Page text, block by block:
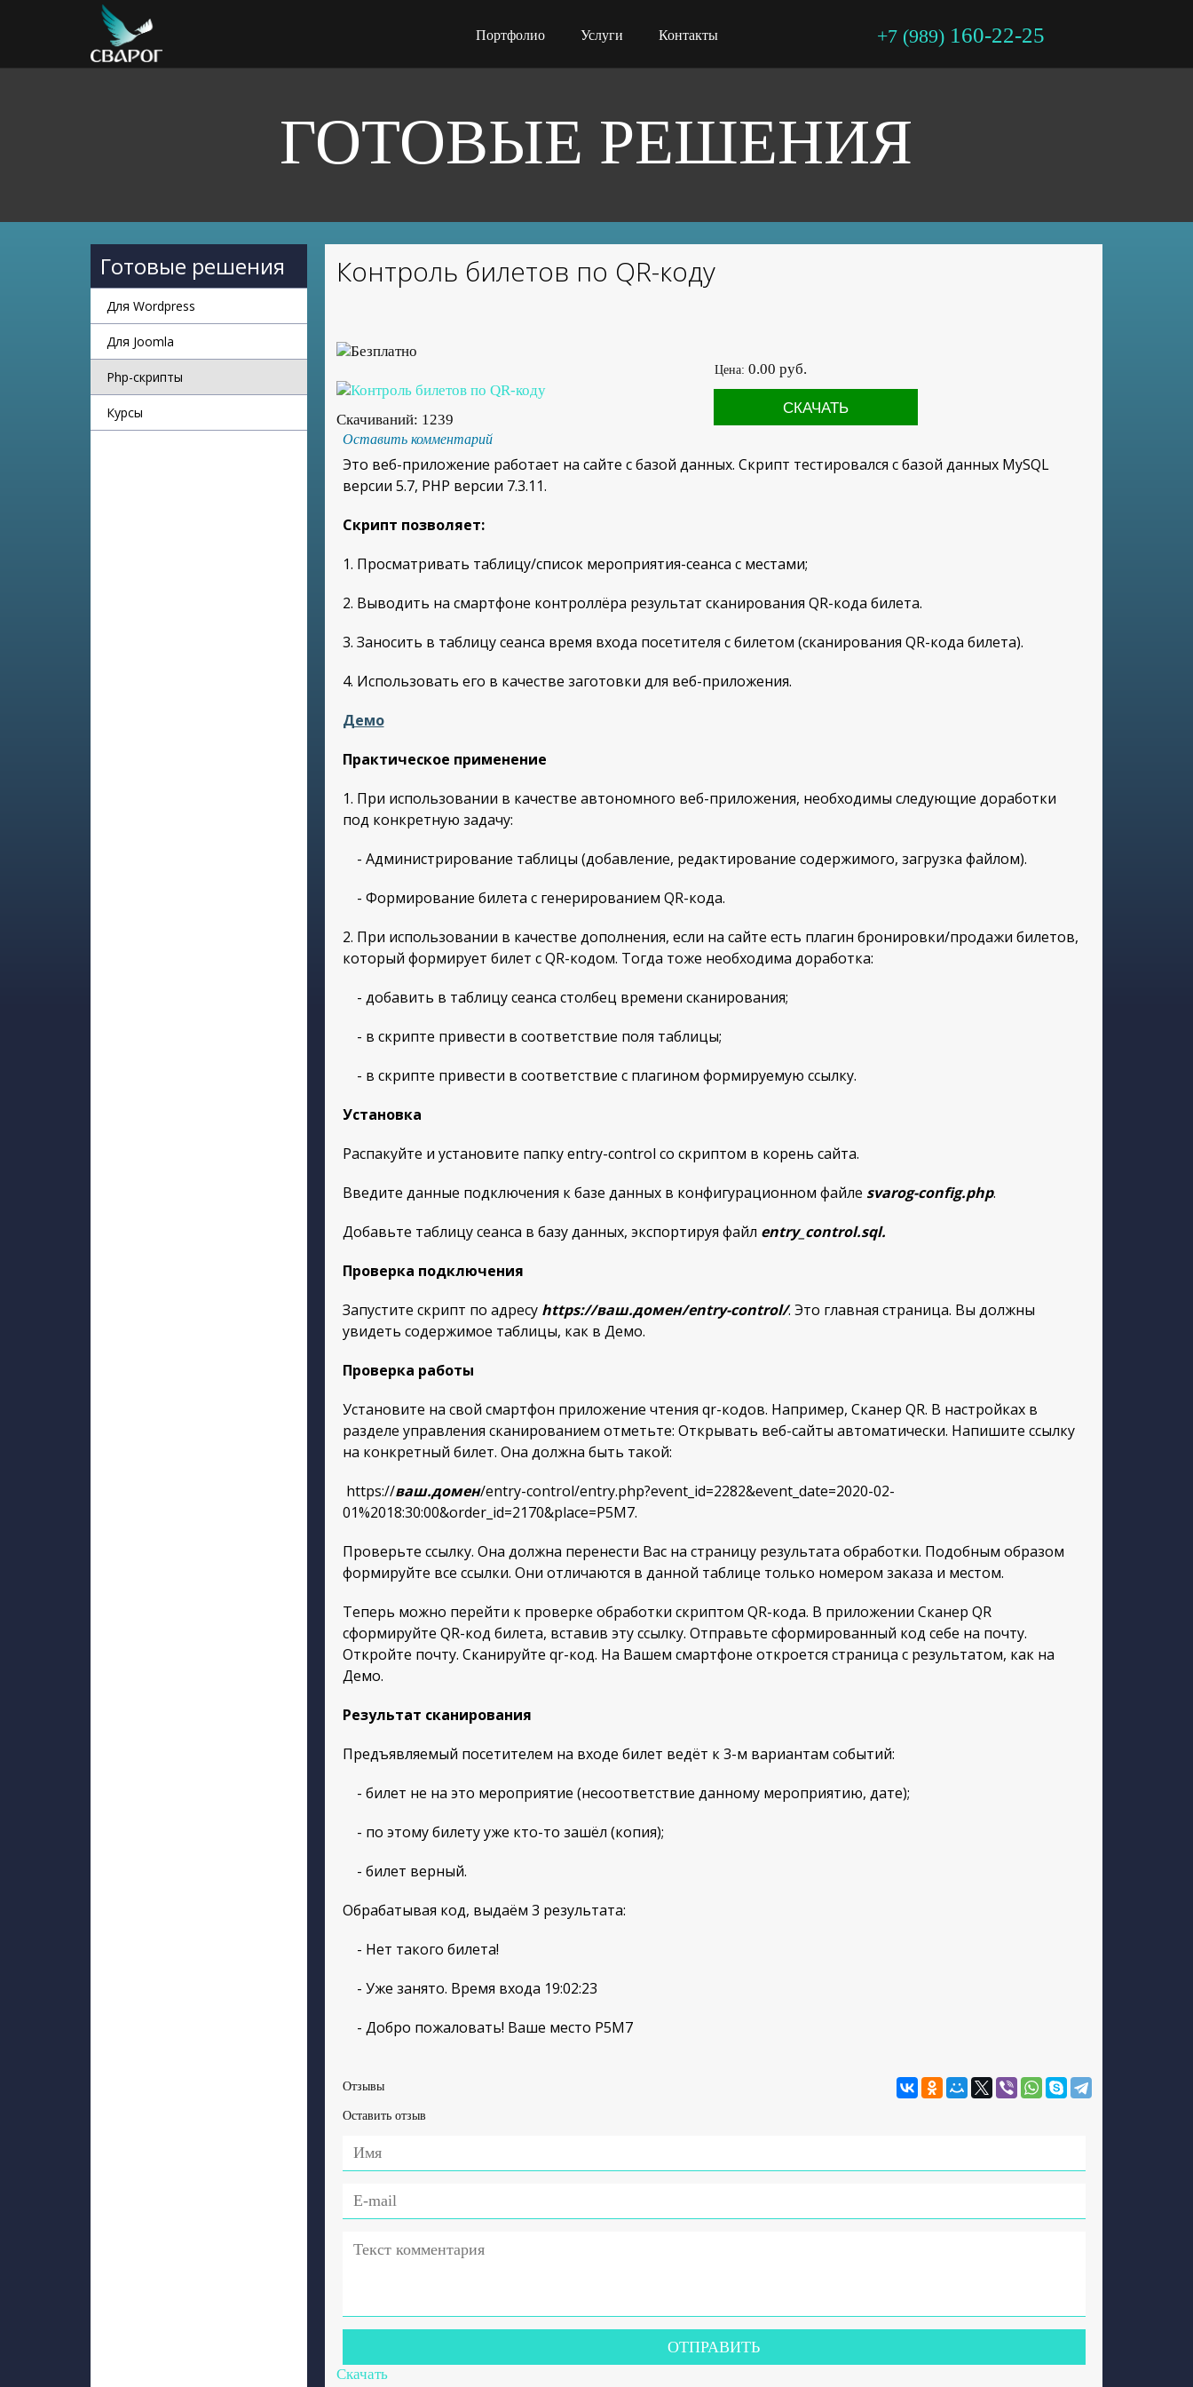
Портфолио Услуги Контакты +7 (989) 160-22-25
ГОТОВЫЕ РЕШЕНИЯ
Готовые решения
Для Wordpress
Для Joomla
Php-скрипты
Курсы
Контроль билетов по QR-коду
Скачиваний: 1239
Оставить комментарий
Цена: 0.00 руб.
Это веб-приложение работает на сайте с базой данных. Скрипт тестировался с базой данных MySQL
версии 5.7, PHP версии 7.3.11.
Скрипт позволяет:
1. Просматривать таблицу/список мероприятия-сеанса с местами;
2. Выводить на смартфоне контроллёра результат сканирования QR-кода билета.
3. Заносить в таблицу сеанса время входа посетителя с билетом (сканирования QR-кода билета).
4. Использовать его в качестве заготовки для веб-приложения.
Демо
Практическое применение
1. При использовании в качестве автономного веб-приложения, необходимы следующие доработки
под конкретную задачу:
- Администрирование таблицы (добавление, редактирование содержимого, загрузка файлом).
- Формирование билета с генерированием QR-кода.
2. При использовании в качестве дополнения, если на сайте есть плагин бронировки/продажи билетов,
который формирует билет с QR-кодом. Тогда тоже необходима доработка:
- добавить в таблицу сеанса столбец времени сканирования;
- в скрипте привести в соответствие поля таблицы;
- в скрипте привести в соответствие с плагином формируемую ссылку.
Установка
Распакуйте и установите папку entry-control со скриптом в корень сайта.
Введите данные подключения к базе данных в конфигурационном файле svarog-config.php.
Добавьте таблицу сеанса в базу данных, экспортируя файл entry_control.sql.
Проверка подключения
Запустите скрипт по адресу https://ваш.домен/entry-control/. Это главная страница. Вы должны
увидеть содержимое таблицы, как в Демо.
Проверка работы
Установите на свой смартфон приложение чтения qr-кодов. Например, Сканер QR. В настройках в
разделе управления сканированием отметьте: Открывать веб-сайты автоматически. Напишите ссылку
на конкретный билет. Она должна быть такой:
https://ваш.домен/entry-control/entry.php?event_id=2282&event_date=2020-02-
01%2018:30:00&order_id=2170&place=Р5М7.
Проверьте ссылку. Она должна перенести Вас на страницу результата обработки. Подобным образом
формируйте все ссылки. Они отличаются в данной таблице только номером заказа и местом.
Теперь можно перейти к проверке обработки скриптом QR-кода. В приложении Сканер QR
сформируйте QR-код билета, вставив эту ссылку. Отправьте сформированный код себе на почту.
Откройте почту. Сканируйте qr-код. На Вашем смартфоне откроется страница с результатом, как на
Демо.
Результат сканирования
Предъявляемый посетителем на входе билет ведёт к 3-м вариантам событий:
- билет не на это мероприятие (несоответствие данному мероприятию, дате);
- по этому билету уже кто-то зашёл (копия);
- билет верный.
Обрабатывая код, выдаём 3 результата:
- Нет такого билета!
- Уже занято. Время входа 19:02:23
- Добро пожаловать! Ваше место Р5М7
Отзывы
Оставить отзыв
Скачать